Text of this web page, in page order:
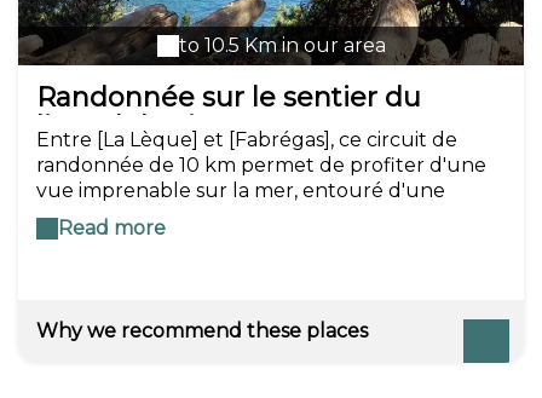
to 10.5 Km in our area
Randonnée sur le sentier du
littoral de Six-Fours
Entre [La Lèque] et [Fabrégas], ce circuit de
randonnée de 10 km permet de profiter d'une
vue imprenable sur la mer, entouré d'une
végétation très diversifiée, des pins parasols aux
chênes lièges en passant par les arbousiers et
Read more
Why we recommend these places